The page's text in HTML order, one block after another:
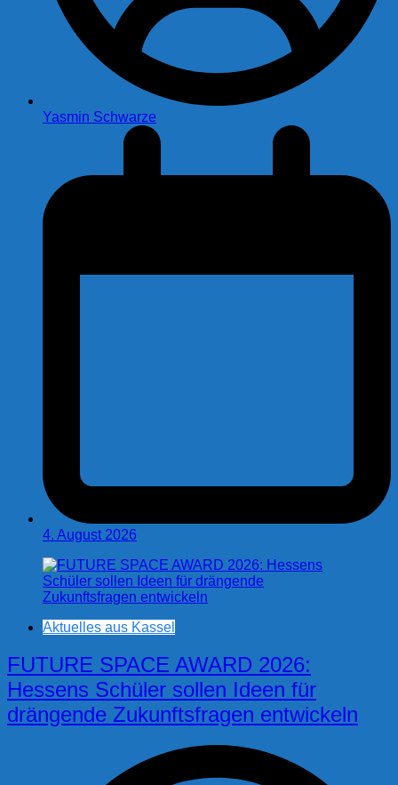
Yasmin Schwarze
4. August 2026
Aktuelles aus Kassel
FUTURE SPACE AWARD 2026:
Hessens Schüler sollen Ideen für
drängende Zukunftsfragen entwickeln